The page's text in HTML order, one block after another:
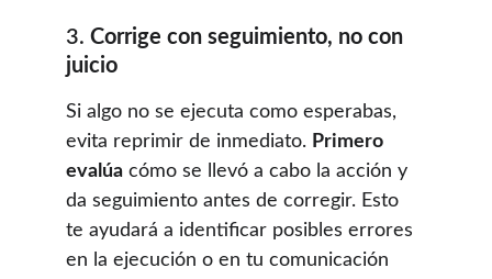
3. Corrige con seguimiento, no con
juicio
Si algo no se ejecuta como esperabas,
evita reprimir de inmediato. Primero
evalúa cómo se llevó a cabo la acción y
da seguimiento antes de corregir. Esto
te ayudará a identificar posibles errores
en la ejecución o en tu comunicación